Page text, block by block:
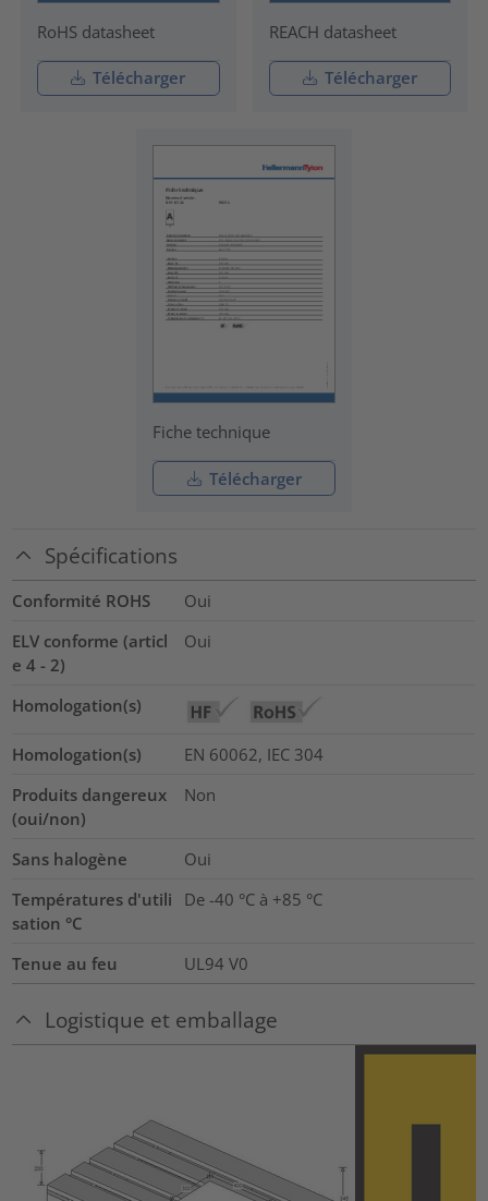
RoHS datasheet
Télécharger
REACH datasheet
Télécharger
Fiche technique
Télécharger
Spécifications
Conformité ROHS
Oui
ELV conforme (articl
e 4 - 2)
Oui
Homologation(s)
Homologation(s)
EN 60062, IEC 304
Produits dangereux
(oui/non)
Non
Sans halogène
Oui
Températures d'utili
sation °C
De -40 °C à +85 °C
Tenue au feu UL94 V0
Logistique et emballage